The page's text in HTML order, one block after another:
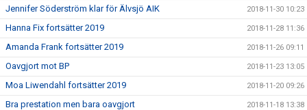
Jennifer Söderström klar för Älvsjö AIK 2018-11-30 10:23
Hanna Fix fortsätter 2019 2018-11-28 11:36
Amanda Frank fortsätter 2019 2018-11-26 09:11
Oavgjort mot BP 2018-11-23 13:05
Moa Liwendahl fortsätter 2019 2018-11-20 09:26
Bra prestation men bara oavgjort 2018-11-18 13:38